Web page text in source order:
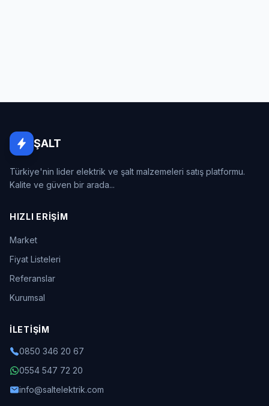
ŞALT
Türkiye'nin lider elektrik ve şalt malzemeleri satış platformu.
Kalite ve güven bir arada...
HIZLI ERIŞIM
Market
Fiyat Listeleri
Referanslar
Kurumsal
İLETIŞIM
0850 346 20 67
0554 547 72 20
info@saltelektrik.com